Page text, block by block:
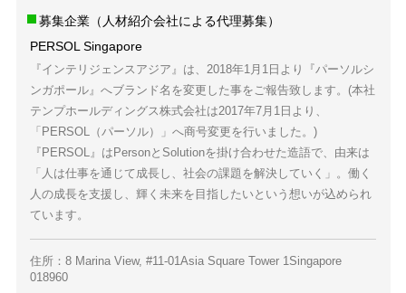
募集企業（人材紹介会社による代理募集）
PERSOL Singapore
『インテリジェンスアジア』は、2018年1月1日より『パーソルシ
ンガポール』へブランド名を変更した事をご報告致します。(本社
テンプホールディングス株式会社は2017年7月1日より、
「PERSOL（パーソル）」へ商号変更を行いました。)
『PERSOL』はPersonとSolutionを掛け合わせた造語で、由来は
「人は仕事を通じて成長し、社会の課題を解決していく」。働く
人の成長を支援し、輝く未来を目指したいという想いが込められ
ています。
住所：8 Marina View, #11-01Asia Square Tower 1Singapore
018960